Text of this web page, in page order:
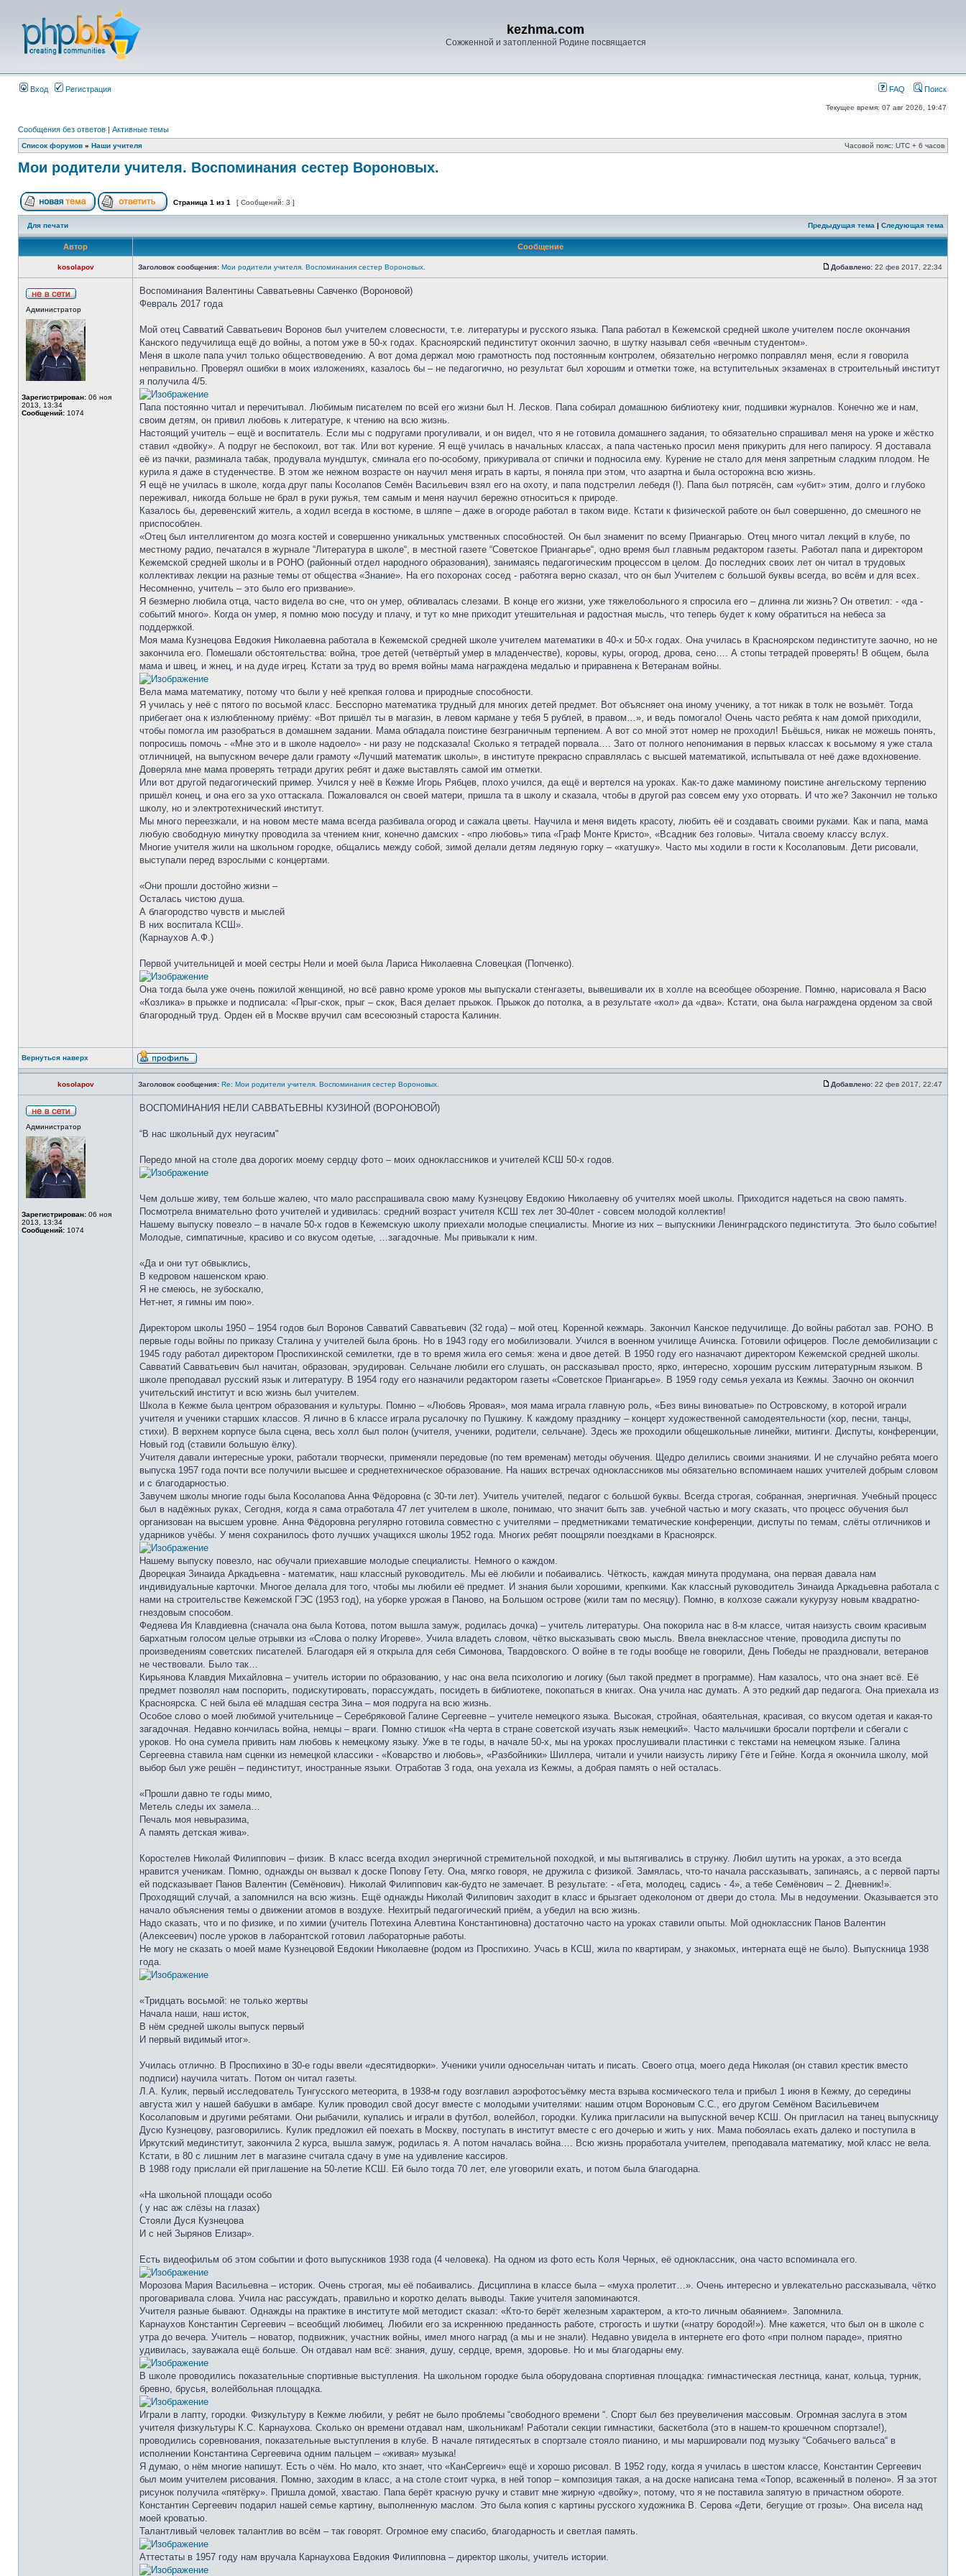
kezhma.com
Сожженной и затопленной Родине посвящается
Вход Регистрация FAQ Поиск
Текущее время: 07 авг 2026, 19:47
Сообщения без ответов | Активные темы
Список форумов » Наши учителя Часовой пояс: UTC + 6 часов
Мои родители учителя. Воспоминания сестер Вороновых.
Страница 1 из 1 [ Сообщений: 3 ]
Для печати Предыдущая тема | Следующая тема
Автор Сообщение
kosolapov Заголовок сообщения: Мои родители учителя. Воспоминания сестер Вороновых. Добавлено: 22 фев 2017, 22:34
Администратор
Зарегистрирован: 06 ноя
2013, 13:34
Сообщений: 1074
Воспоминания Валентины Савватьевны Савченко (Вороновой)
Февраль 2017 года
Мой отец Савватий Савватьевич Воронов был учителем словесности, т.е. литературы и русского языка. Папа работал в Кежемской средней школе учителем после окончания
Канского педучилища ещё до войны, а потом уже в 50-х годах. Красноярский пединститут окончил заочно, в шутку называл себя «вечным студентом».
Меня в школе папа учил только обществоведению. А вот дома держал мою грамотность под постоянным контролем, обязательно негромко поправлял меня, если я говорила
неправильно. Проверял ошибки в моих изложениях, казалось бы – не педагогично, но результат был хорошим и отметки тоже, на вступительных экзаменах в строительный институт
я получила 4/5.
Папа постоянно читал и перечитывал. Любимым писателем по всей его жизни был Н. Лесков. Папа собирал домашнюю библиотеку книг, подшивки журналов. Конечно же и нам,
своим детям, он привил любовь к литературе, к чтению на всю жизнь.
Настоящий учитель – ещё и воспитатель. Если мы с подругами прогуливали, и он видел, что я не готовила домашнего задания, то обязательно спрашивал меня на уроке и жёстко
ставил «двойку». А подруг не беспокоил, вот так. Или вот курение. Я ещё училась в начальных классах, а папа частенько просил меня прикурить для него папиросу. Я доставала
её из пачки, разминала табак, продувала мундштук, сминала его по-особому, прикуривала от спички и подносила ему. Курение не стало для меня запретным сладким плодом. Не
курила я даже в студенчестве. В этом же нежном возрасте он научил меня играть в карты, я поняла при этом, что азартна и была осторожна всю жизнь.
Я ещё не училась в школе, когда друг папы Косолапов Семён Васильевич взял его на охоту, и папа подстрелил лебедя (!). Папа был потрясён, сам «убит» этим, долго и глубоко
переживал, никогда больше не брал в руки ружья, тем самым и меня научил бережно относиться к природе.
Казалось бы, деревенский житель, а ходил всегда в костюме, в шляпе – даже в огороде работал в таком виде. Кстати к физической работе он был совершенно, до смешного не
приспособлен.
«Отец был интеллигентом до мозга костей и совершенно уникальных умственных способностей. Он был знаменит по всему Приангарью. Отец много читал лекций в клубе, по
местному радио, печатался в журнале “Литература в школе“, в местной газете “Советское Приангарье“, одно время был главным редактором газеты. Работал папа и директором
Кежемской средней школы и в РОНО (районный отдел народного образования), занимаясь педагогическим процессом в целом. До последних своих лет он читал в трудовых
коллективах лекции на разные темы от общества «Знание». На его похоронах сосед - работяга верно сказал, что он был Учителем с большой буквы всегда, во всём и для всех.
Несомненно, учитель – это было его призвание».
Я безмерно любила отца, часто видела во сне, что он умер, обливалась слезами. В конце его жизни, уже тяжелобольного я спросила его – длинна ли жизнь? Он ответил: - «да -
событий много». Когда он умер, я помню мою посуду и плачу, и тут ко мне приходит утешительная и радостная мысль, что теперь будет к кому обратиться на небеса за
поддержкой.
Моя мама Кузнецова Евдокия Николаевна работала в Кежемской средней школе учителем математики в 40-х и 50-х годах. Она училась в Красноярском пединституте заочно, но не
закончила его. Помешали обстоятельства: война, трое детей (четвёртый умер в младенчестве), коровы, куры, огород, дрова, сено…. А стопы тетрадей проверять! В общем, была
мама и швец, и жнец, и на дуде игрец. Кстати за труд во время войны мама награждена медалью и приравнена к Ветеранам войны.
Вела мама математику, потому что были у неё крепкая голова и природные способности.
Я училась у неё с пятого по восьмой класс. Бесспорно математика трудный для многих детей предмет. Вот объясняет она иному ученику, а тот никак в толк не возьмёт. Тогда
прибегает она к излюбленному приёму: «Вот пришёл ты в магазин, в левом кармане у тебя 5 рублей, в правом…», и ведь помогало! Очень часто ребята к нам домой приходили,
чтобы помогла им разобраться в домашнем задании. Мама обладала поистине безграничным терпением. А вот со мной этот номер не проходил! Бьёшься, никак не можешь понять,
попросишь помочь - «Мне это и в школе надоело» - ни разу не подсказала! Сколько я тетрадей порвала…. Зато от полного непонимания в первых классах к восьмому я уже стала
отличницей, на выпускном вечере дали грамоту «Лучший математик школы», в институте прекрасно справлялась с высшей математикой, испытывала от неё даже вдохновение.
Доверяла мне мама проверять тетради других ребят и даже выставлять самой им отметки.
Или вот другой педагогический пример. Учился у неё в Кежме Игорь Рябцев, плохо учился, да ещё и вертелся на уроках. Как-то даже маминому поистине ангельскому терпению
пришёл конец, и она его за ухо оттаскала. Пожаловался он своей матери, пришла та в школу и сказала, чтобы в другой раз совсем ему ухо оторвать. И что же? Закончил не только
школу, но и электротехнический институт.
Мы много переезжали, и на новом месте мама всегда разбивала огород и сажала цветы. Научила и меня видеть красоту, любить её и создавать своими руками. Как и папа, мама
любую свободную минутку проводила за чтением книг, конечно дамских - «про любовь» типа «Граф Монте Кристо», «Всадник без головы». Читала своему классу вслух.
Многие учителя жили на школьном городке, общались между собой, зимой делали детям ледяную горку – «катушку». Часто мы ходили в гости к Косолаповым. Дети рисовали,
выступали перед взрослыми с концертами.
«Они прошли достойно жизни –
Осталась чистою душа.
А благородство чувств и мыслей
В них воспитала КСШ».
(Карнаухов А.Ф.)
Первой учительницей и моей сестры Нели и моей была Лариса Николаевна Словецкая (Попченко).
Она тогда была уже очень пожилой женщиной, но всё равно кроме уроков мы выпускали стенгазеты, вывешивали их в холле на всеобщее обозрение. Помню, нарисовала я Васю
«Козлика» в прыжке и подписала: «Прыг-скок, прыг – скок, Вася делает прыжок. Прыжок до потолка, а в результате «кол» да «два». Кстати, она была награждена орденом за свой
благородный труд. Орден ей в Москве вручил сам всесоюзный староста Калинин.
Вернуться наверх
kosolapov Заголовок сообщения: Re: Мои родители учителя. Воспоминания сестер Вороновых. Добавлено: 22 фев 2017, 22:47
Администратор
Зарегистрирован: 06 ноя
2013, 13:34
Сообщений: 1074
ВОСПОМИНАНИЯ НЕЛИ САВВАТЬЕВНЫ КУЗИНОЙ (ВОРОНОВОЙ)
“В нас школьный дух неугасим"
Передо мной на столе два дорогих моему сердцу фото – моих одноклассников и учителей КСШ 50-х годов.
Чем дольше живу, тем больше жалею, что мало расспрашивала свою маму Кузнецову Евдокию Николаевну об учителях моей школы. Приходится надеться на свою память.
Посмотрела внимательно фото учителей и удивилась: средний возраст учителя КСШ тех лет 30-40лет - совсем молодой коллектив!
Нашему выпуску повезло – в начале 50-х годов в Кежемскую школу приехали молодые специалисты. Многие из них – выпускники Ленинградского пединститута. Это было событие!
Молодые, симпатичные, красиво и со вкусом одетые, …загадочные. Мы привыкали к ним.
«Да и они тут обвыклись,
В кедровом нашенском краю.
Я не смеюсь, не зубоскалю,
Нет-нет, я гимны им пою».
Директором школы 1950 – 1954 годов был Воронов Савватий Савватьевич (32 года) – мой отец. Коренной кежмарь. Закончил Канское педучилище. До войны работал зав. РОНО. В
первые годы войны по приказу Сталина у учителей была бронь. Но в 1943 году его мобилизовали. Учился в военном училище Ачинска. Готовили офицеров. После демобилизации с
1945 году работал директором Проспихинской семилетки, где в то время жила его семья: жена и двое детей. В 1950 году его назначают директором Кежемской средней школы.
Савватий Савватьевич был начитан, образован, эрудирован. Сельчане любили его слушать, он рассказывал просто, ярко, интересно, хорошим русским литературным языком. В
школе преподавал русский язык и литературу. В 1954 году его назначили редактором газеты «Советское Приангарье». В 1959 году семья уехала из Кежмы. Заочно он окончил
учительский институт и всю жизнь был учителем.
Школа в Кежме была центром образования и культуры. Помню – «Любовь Яровая», моя мама играла главную роль, «Без вины виноватые» по Островскому, в которой играли
учителя и ученики старших классов. Я лично в 6 классе играла русалочку по Пушкину. К каждому празднику – концерт художественной самодеятельности (хор, песни, танцы,
стихи). В верхнем корпусе была сцена, весь холл был полон (учителя, ученики, родители, сельчане). Здесь же проходили общешкольные линейки, митинги. Диспуты, конференции,
Новый год (ставили большую ёлку).
Учителя давали интересные уроки, работали творчески, применяли передовые (по тем временам) методы обучения. Щедро делились своими знаниями. И не случайно ребята моего
выпуска 1957 года почти все получили высшее и среднетехническое образование. На наших встречах одноклассников мы обязательно вспоминаем наших учителей добрым словом
и с благодарностью.
Завучем школы многие годы была Косолапова Анна Фёдоровна (с 30-ти лет). Учитель учителей, педагог с большой буквы. Всегда строгая, собранная, энергичная. Учебный процесс
был в надёжных руках, Сегодня, когда я сама отработала 47 лет учителем в школе, понимаю, что значит быть зав. учебной частью и могу сказать, что процесс обучения был
организован на высшем уровне. Анна Фёдоровна регулярно готовила совместно с учителями – предметниками тематические конференции, диспуты по темам, слёты отличников и
ударников учёбы. У меня сохранилось фото лучших учащихся школы 1952 года. Многих ребят поощряли поездками в Красноярск.
Нашему выпуску повезло, нас обучали приехавшие молодые специалисты. Немного о каждом.
Дворецкая Зинаида Аркадьевна - математик, наш классный руководитель. Мы её любили и побаивались. Чёткость, каждая минута продумана, она первая давала нам
индивидуальные карточки. Многое делала для того, чтобы мы любили её предмет. И знания были хорошими, крепкими. Как классный руководитель Зинаида Аркадьевна работала с
нами на строительстве Кежемской ГЭС (1953 год), на уборке урожая в Паново, на Большом острове (жили там по месяцу). Помню, в колхозе сажали кукурузу новым квадратно-
гнездовым способом.
Федяева Ия Клавдиевна (сначала она была Котова, потом вышла замуж, родилась дочка) – учитель литературы. Она покорила нас в 8-м классе, читая наизусть своим красивым
бархатным голосом целые отрывки из «Слова о полку Игореве». Учила владеть словом, чётко высказывать свою мысль. Ввела внеклассное чтение, проводила диспуты по
произведениям советских писателей. Благодаря ей я открыла для себя Симонова, Твардовского. О войне в те годы вообще не говорили, День Победы не праздновали, ветеранов
не чествовали. Было так…
Кирьянова Клавдия Михайловна – учитель истории по образованию, у нас она вела психологию и логику (был такой предмет в программе). Нам казалось, что она знает всё. Её
предмет позволял нам поспорить, подискутировать, порассуждать, посидеть в библиотеке, покопаться в книгах. Она учила нас думать. А это редкий дар педагога. Она приехала из
Красноярска. С ней была её младшая сестра Зина – моя подруга на всю жизнь.
Особое слово о моей любимой учительнице – Серебряковой Галине Сергеевне – учителе немецкого языка. Высокая, стройная, обаятельная, красивая, со вкусом одетая и какая-то
загадочная. Недавно кончилась война, немцы – враги. Помню стишок «На черта в стране советской изучать язык немецкий». Часто мальчишки бросали портфели и сбегали с
уроков. Но она сумела привить нам любовь к немецкому языку. Уже в те годы, в начале 50-х, мы на уроках прослушивали пластинки с текстами на немецком языке. Галина
Сергеевна ставила нам сценки из немецкой классики - «Коварство и любовь», «Разбойники» Шиллера, читали и учили наизусть лирику Гёте и Гейне. Когда я окончила школу, мой
выбор был уже решён – пединститут, иностранные языки. Отработав 3 года, она уехала из Кежмы, а добрая память о ней осталась.
«Прошли давно те годы мимо,
Метель следы их замела…
Печаль моя невыразима,
А память детская жива».
Коростелев Николай Филиппович – физик. В класс всегда входил энергичной стремительной походкой, и мы вытягивались в струнку. Любил шутить на уроках, а это всегда
нравится ученикам. Помню, однажды он вызвал к доске Попову Гету. Она, мягко говоря, не дружила с физикой. Замялась, что-то начала рассказывать, запинаясь, а с первой парты
ей подсказывает Панов Валентин (Семёнович). Николай Филиппович как-будто не замечает. В результате: - «Гета, молодец, садись - 4», а тебе Семёнович – 2. Дневник!».
Проходящий случай, а запомнился на всю жизнь. Ещё однажды Николай Филипович заходит в класс и брызгает одеколоном от двери до стола. Мы в недоумении. Оказывается это
начало объяснения темы о движении атомов в воздухе. Нехитрый педагогический приём, а убедил на всю жизнь.
Надо сказать, что и по физике, и по химии (учитель Потехина Алевтина Константиновна) достаточно часто на уроках ставили опыты. Мой одноклассник Панов Валентин
(Алексеевич) после уроков в лаборантской готовил лабораторные работы.
Не могу не сказать о моей маме Кузнецовой Евдокии Николаевне (родом из Проспихино. Учась в КСШ, жила по квартирам, у знакомых, интерната ещё не было). Выпускница 1938
года.
«Тридцать восьмой: не только жертвы
Начала наши, наш исток,
В нём средней школы выпуск первый
И первый видимый итог».
Училась отлично. В Проспихино в 30-е годы ввели «десятидворки». Ученики учили односельчан читать и писать. Своего отца, моего деда Николая (он ставил крестик вместо
подписи) научила читать. Потом он читал газеты.
Л.А. Кулик, первый исследователь Тунгусского метеорита, в 1938-м году возглавил аэрофотосъёмку места взрыва космического тела и прибыл 1 июня в Кежму, до середины
августа жил у нашей бабушки в амбаре. Кулик проводил свой досуг вместе с молодыми учителями: нашим отцом Вороновым С.С., его другом Семёном Васильевичем
Косолаповым и другими ребятами. Они рыбачили, купались и играли в футбол, волейбол, городки. Кулика пригласили на выпускной вечер КСШ. Он пригласил на танец выпускницу
Дусю Кузнецову, разговорились. Кулик предложил ей поехать в Москву, поступать в институт вместе с его дочерью и жить у них. Мама побоялась ехать далеко и поступила в
Иркутский мединститут, закончила 2 курса, вышла замуж, родилась я. А потом началась война…. Всю жизнь проработала учителем, преподавала математику, мой класс не вела.
Кстати, в 80 с лишним лет в магазине считала сдачу в уме на удивление кассиров.
В 1988 году прислали ей приглашение на 50-летие КСШ. Ей было тогда 70 лет, еле уговорили ехать, и потом была благодарна.
«На школьной площади особо
( у нас аж слёзы на глазах)
Стояли Дуся Кузнецова
И с ней Зырянов Елизар».
Есть видеофильм об этом событии и фото выпускников 1938 года (4 человека). На одном из фото есть Коля Черных, её одноклассник, она часто вспоминала его.
Морозова Мария Васильевна – историк. Очень строгая, мы её побаивались. Дисциплина в классе была – «муха пролетит…». Очень интересно и увлекательно рассказывала, чётко
проговаривала слова. Учила нас рассуждать, правильно и коротко делать выводы. Такие учителя запоминаются.
Учителя разные бывают. Однажды на практике в институте мой методист сказал: «Кто-то берёт железным характером, а кто-то личным обаянием». Запомнила.
Карнаухов Константин Сергеевич – всеобщий любимец. Любили его за искреннюю преданность работе, строгость и шутки («натру бородой!»). Мне кажется, что был он в школе с
утра до вечера. Учитель – новатор, подвижник, участник войны, имел много наград (а мы и не знали). Недавно увидела в интернете его фото «при полном параде», приятно
удивилась, зауважала ещё больше. Он отдавал нам всё: знания, душу, сердце, время, здоровье. Но и мы благодарны ему.
В школе проводились показательные спортивные выступления. На школьном городке была оборудована спортивная площадка: гимнастическая лестница, канат, кольца, турник,
бревно, брусья, волейбольная площадка.
Играли в лапту, городки. Физкультуру в Кежме любили, у ребят не было проблемы “свободного времени “. Спорт был без преувеличения массовым. Огромная заслуга в этом
учителя физкультуры К.С. Карнаухова. Сколько он времени отдавал нам, школьникам! Работали секции гимнастики, баскетбола (это в нашем-то крошечном спортзале!),
проводились соревнования, показательные выступления в клубе. В начале пятидесятых в спортзале стояло пианино, и мы маршировали под музыку “Собачьего вальса“ в
исполнении Константина Сергеевича одним пальцем – «живая» музыка!
Я думаю, о нём многие напишут. Есть о чём. Но мало, кто знает, что «КанСергеич» ещё и хорошо рисовал. В 1952 году, когда я училась в шестом классе, Константин Сергеевич
был моим учителем рисования. Помню, заходим в класс, а на столе стоит чурка, в ней топор – композиция такая, а на доске написана тема «Топор, всаженный в полено». Я за этот
рисунок получила «пятёрку». Пришла домой, хвастаю. Папа берёт красную ручку и ставит мне жирную «двойку», потому, что я не поставила запятую в причастном обороте.
Константин Сергеевич подарил нашей семье картину, выполненную маслом. Это была копия с картины русского художника В. Серова «Дети, бегущие от грозы». Она висела над
моей кроватью.
Талантливый человек талантлив во всём – так говорят. Огромное ему спасибо, благодарность и светлая память.
Аттестаты в 1957 году нам вручала Карнаухова Евдокия Филипповна – директор школы, учитель истории.